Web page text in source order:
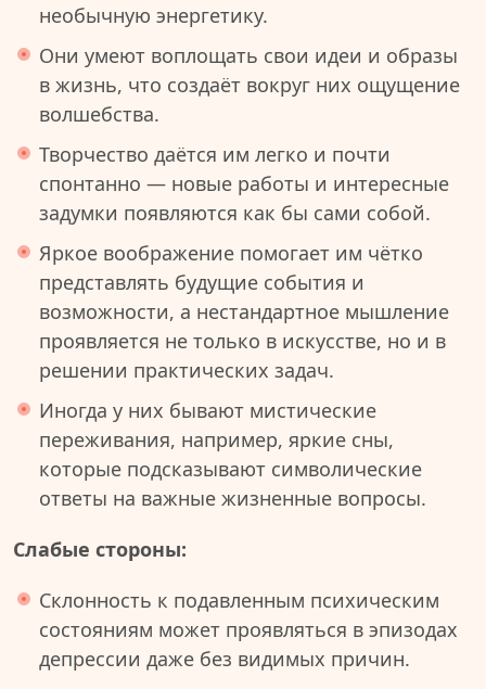
необычную энергетику.
Они умеют воплощать свои идеи и образы
в жизнь, что создаёт вокруг них ощущение
волшебства.
Творчество даётся им легко и почти
спонтанно — новые работы и интересные
задумки появляются как бы сами собой.
Яркое воображение помогает им чётко
представлять будущие события и
возможности, а нестандартное мышление
проявляется не только в искусстве, но и в
решении практических задач.
Иногда у них бывают мистические
переживания, например, яркие сны,
которые подсказывают символические
ответы на важные жизненные вопросы.
Слабые стороны:
Склонность к подавленным психическим
состояниям может проявляться в эпизодах
депрессии даже без видимых причин.